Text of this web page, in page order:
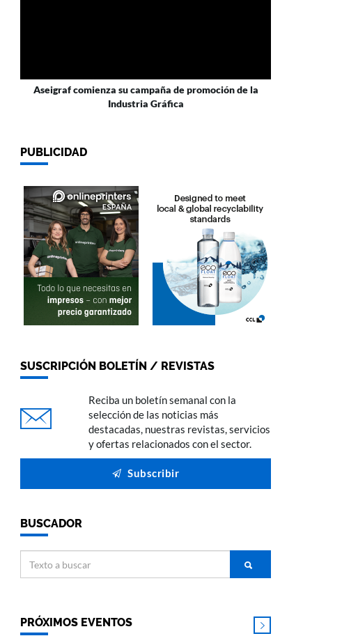
Aseigraf comienza su campaña de promoción de la
Industria Gráfica
PUBLICIDAD
SUSCRIPCIÓN BOLETÍN / REVISTAS
Reciba un boletín semanal con la
selección de las noticias más
destacadas, nuestras revistas, servicios
y ofertas relacionados con el sector.
Subscribir
BUSCADOR
PRÓXIMOS EVENTOS